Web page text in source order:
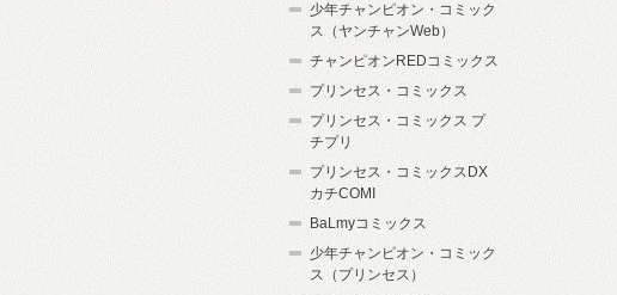
少年チャンピオン・コミック
ス（ヤンチャンWeb）
チャンピオンREDコミックス
プリンセス・コミックス
プリンセス・コミックス プ
チプリ
プリンセス・コミックスDX
カチCOMI
BaLmyコミックス
少年チャンピオン・コミック
ス（プリンセス）